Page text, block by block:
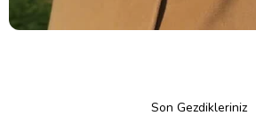
Son Gezdikleriniz